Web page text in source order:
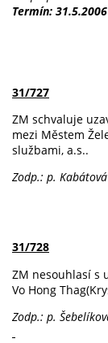
Termín: 31.5.2006
31/727
ZM schvaluje
mezi Městem
službami, a.s..
Zodp.: p. Kabátová
31/728
ZM nesouhlasí s
Vo Hong
Zodp.: p.